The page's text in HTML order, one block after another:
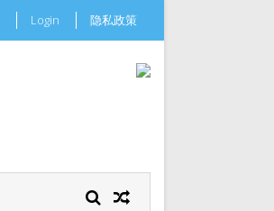
Login 隐私政策